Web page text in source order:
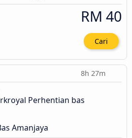
RM 40
Cari
8h 27m
Perhentian bas
Amanjaya